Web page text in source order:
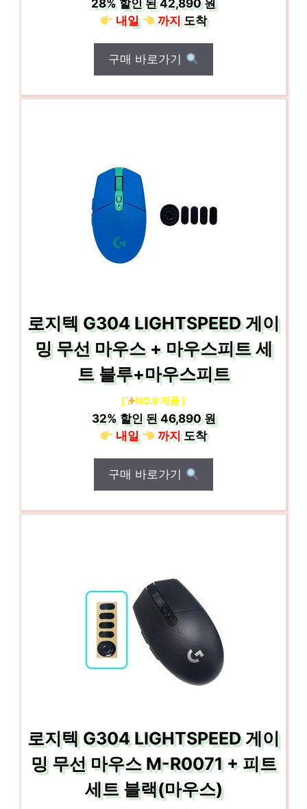
28%할인 된42,890 원
내일
까지도착
구매 바로가기
로지텍 G304 LIGHTSPEED 게이
밍 무선 마우스 + 마우스피트 세
트 블루+마우스피트
[ NO.9 제품 ]
32%할인 된46,890 원
내일
까지도착
구매 바로가기
로지텍 G304 LIGHTSPEED 게이
밍 무선 마우스 M-R0071 + 피트
세트 블랙(마우스)